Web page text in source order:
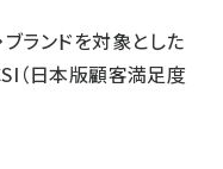
ランドを対象とした
（日本版顧客満足度